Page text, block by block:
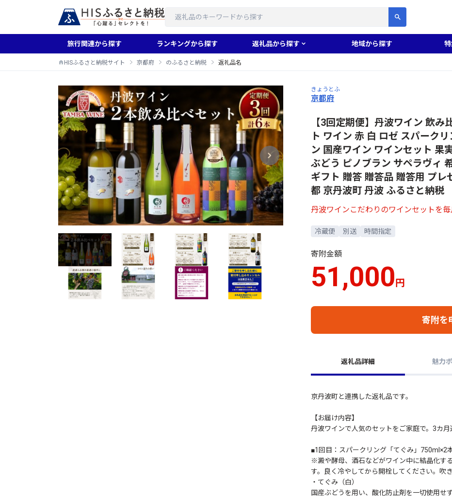
旅行関連から探す ランキングから探す 返礼品から探す 地域から探す
HISふるさと納税サイト 京都府 のふるさと納税 返礼品名
きょうとふ
京都府
【3回定期便】丹波ワイン 飲み
ト ワイン 赤 白 ロゼ スパーク
ン 国産ワイン ワインセット 果
ぶどう ピノブラン サペラヴィ
ギフト 贈答 贈答品 贈答用 プレ
都 京丹波町 丹波 ふるさと納税
丹波ワインこだわりのワインセットを
冷蔵便 別送 時間指定
寄附金額
51,000円
寄附を
返礼品詳細 魅力
京丹波町と連携した返礼品です。
【お届け内容】
丹波ワインで人気のセットをご家庭で。3カ月
■1回目：スパークリング「てぐみ」750ml×2
※澱や酵母、酒石などがワイン中に結晶化す
す。良く冷やしてから開栓してください。吹
・てぐみ（白）
国産ぶどうを用い、酸化防止剤を一切使用せ